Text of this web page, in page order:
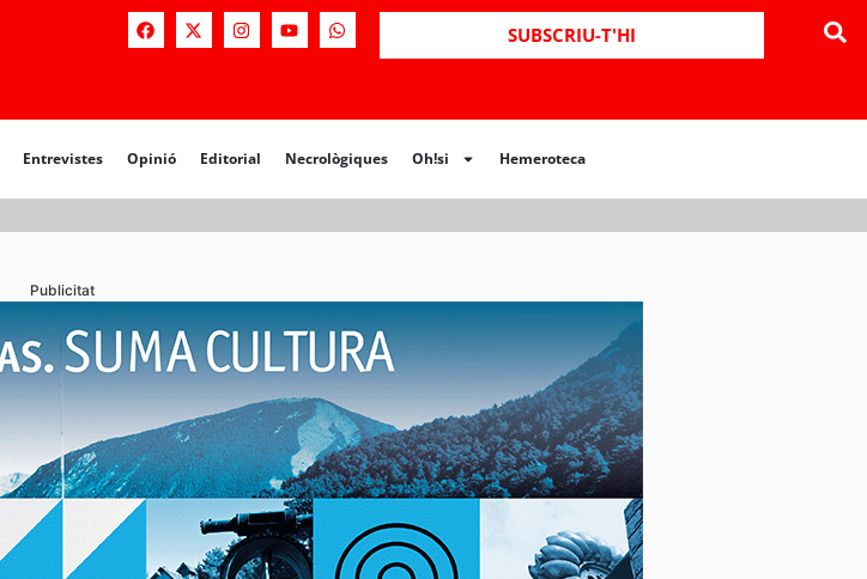
SUBSCRIU-T'HI
Entrevistes Opinió Editorial Necrològiques Oh!si Hemeroteca
Opinió Editorial Necrològiques Hemeroteca
Publicitat